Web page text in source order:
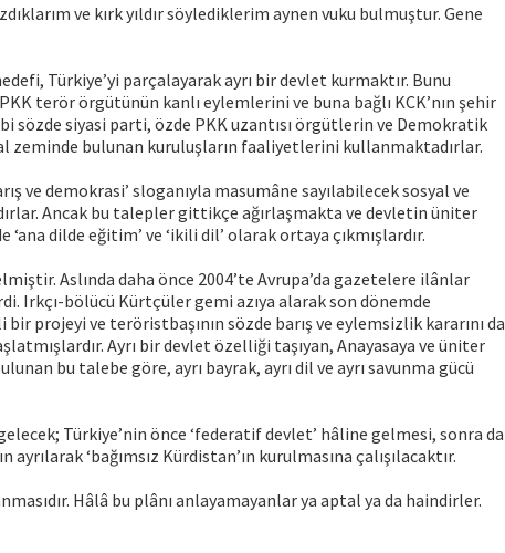
ve kırk yıldır söylediklerim aynen vuku bulmuştur. Gene
Türkiye’yi parçalayarak ayrı bir devlet kurmaktır. Bunu
terör örgütünün kanlı eylemlerini ve buna bağlı KCK’nın şehir
sözde siyasi parti, özde PKK uzantısı örgütlerin ve Demokratik
zeminde bulunan kuruluşların faaliyetlerini kullanmaktadırlar.
ve demokrasi’ sloganıyla masumâne sayılabilecek sosyal ve
Ancak bu talepler gittikçe ağırlaşmakta ve devletin üniter
‘ana dilde eğitim’ ve ‘ikili dil’ olarak ortaya çıkmışlardır.
Aslında daha önce 2004’te Avrupa’da gazetelere ilânlar
Irkçı-bölücü Kürtçüler gemi azıya alarak son dönemde
projeyi ve teröristbaşının sözde barış ve eylemsizlik kararını da
Ayrı bir devlet özelliği taşıyan, Anayasaya ve üniter
bu talebe göre, ayrı bayrak, ayrı dil ve ayrı savunma gücü
Türkiye’nin önce ‘federatif devlet’ hâline gelmesi, sonra da
ayrılarak ‘bağımsız Kürdistan’ın kurulmasına çalışılacaktır.
Hâlâ bu plânı anlayamayanlar ya aptal ya da haindirler.